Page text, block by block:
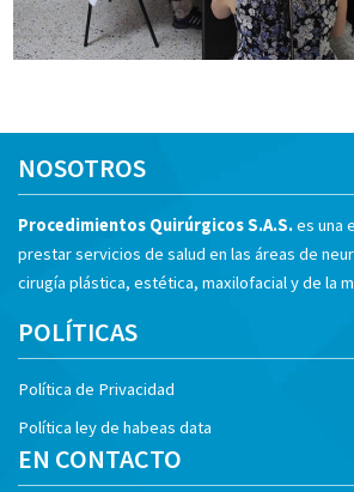
NOSOTROS
Procedimientos Quirúrgicos S.A.S.es una
prestar servicios de salud en las áreas de
cirugía plástica, estética, maxilofacial y de la
POLÍTICAS
Política de Privacidad
Política ley de habeas data
EN CONTACTO